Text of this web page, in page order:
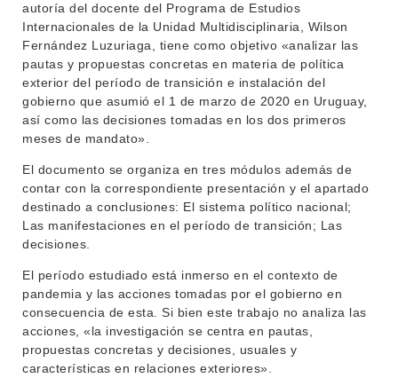
DEPARTAMENTOS
ENSEÑANZA
INVESTIGACIÓN
SERVICIOS
LLAMADOS
NOTICIAS
CONTACTO
EVA FCS
OFERTA DE GRADO
POSGRADOS
EDUCACIÓN PERMANENTE
MOVILIDAD ACADÉMICA
BIBLIOTECA
autoría del docente del Programa de Estudios
Internacionales de la Unidad Multidisciplinaria, Wilson
Fernández Luzuriaga, tiene como objetivo «analizar las
pautas y propuestas concretas en materia de política
exterior del período de transición e instalación del
gobierno que asumió el 1 de marzo de 2020 en Uruguay,
así como las decisiones tomadas en los dos primeros
meses de mandato».
El documento se organiza en tres módulos además de
contar con la correspondiente presentación y el apartado
destinado a conclusiones: El sistema político nacional;
Las manifestaciones en el período de transición; Las
decisiones.
El período estudiado está inmerso en el contexto de
pandemia y las acciones tomadas por el gobierno en
consecuencia de esta. Si bien este trabajo no analiza las
acciones, «la investigación se centra en pautas,
propuestas concretas y decisiones, usuales y
características en relaciones exteriores».